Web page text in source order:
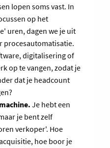
lopen soms vast. In
op het
uren, dagen we je uit
procesautomatisatie.
digitalisering of
op te vangen, zodat je
dat je headcount
Je hebt een
je bent zelf
verkoper'. Hoe
hoe boor je